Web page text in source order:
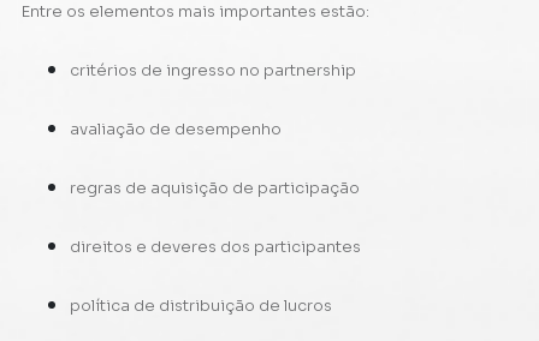
Entre os elementos mais importantes estão:
critérios de ingresso no partnership
avaliação de desempenho
regras de aquisição de participação
direitos e deveres dos participantes
política de distribuição de lucros